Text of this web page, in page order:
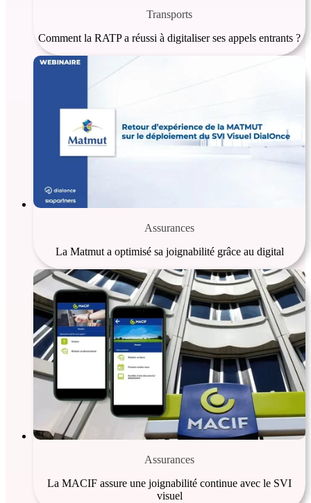
Transports
Comment la RATP a réussi à digitaliser ses appels entrants ?
Assurances
La Matmut a optimisé sa joignabilité grâce au digital
Assurances
La MACIF assure une joignabilité continue avec le SVI
visuel